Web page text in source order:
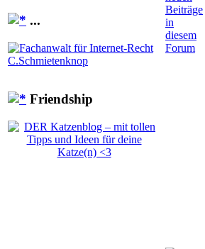
...
Friendship